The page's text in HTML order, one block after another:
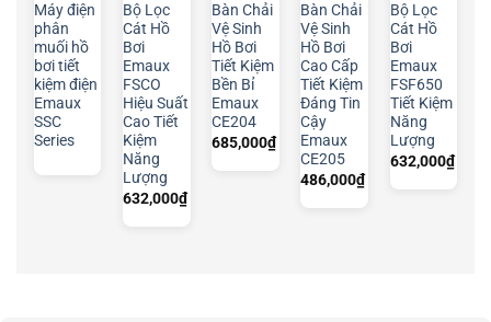
Máy điện
phân
muối hồ
bơi tiết
kiệm điện
Emaux
SSC
Series
Bộ Lọc
Cát Hồ
Bơi
Emaux
FSCO
Hiệu Suất
Cao Tiết
Kiệm
Năng
Lượng
632,000₫
Bàn Chải
Vệ Sinh
Hồ Bơi
Tiết Kiệm
Bền Bỉ
Emaux
CE204
685,000₫
Bàn Chải
Vệ Sinh
Hồ Bơi
Cao Cấp
Tiết Kiệm
Đáng Tin
Cậy
Emaux
CE205
486,000₫
Bộ Lọc
Cát Hồ
Bơi
Emaux
FSF650
Tiết Kiệm
Năng
Lượng
632,000₫